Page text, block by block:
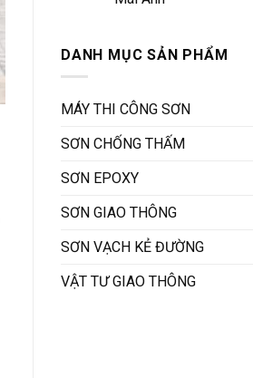
DANH MỤC SẢN PHẨM
MÁY THI CÔNG SƠN
SƠN CHỐNG THẤM
SƠN EPOXY
SƠN GIAO THÔNG
SƠN VẠCH KẺ ĐƯỜNG
VẬT TƯ GIAO THÔNG